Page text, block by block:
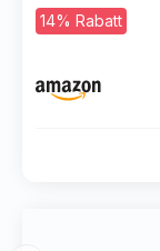
Baukasten
Erwachsene
14% Rabatt